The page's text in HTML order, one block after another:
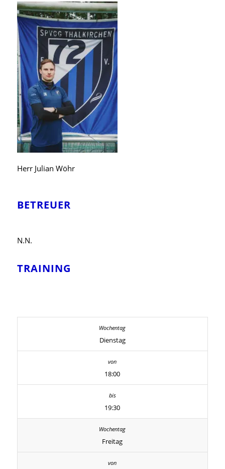
Herr Julian Wöhr
BETREUER
N.N.
TRAINING
Dienstag
18:00
19:30
Freitag